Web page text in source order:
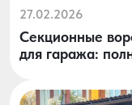
27.02.2026
Секционные
для гаража: